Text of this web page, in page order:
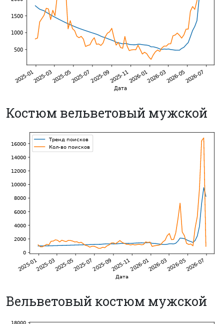
Костюм вельветовый мужской
Вельветовый костюм мужской